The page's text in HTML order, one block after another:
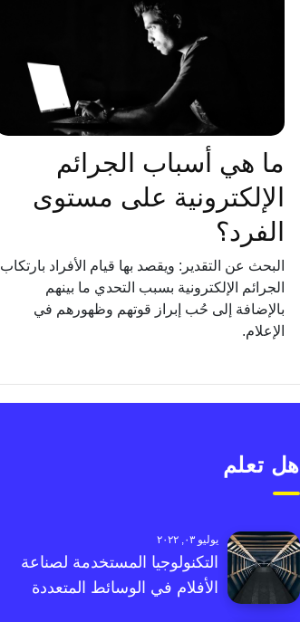
ما هي أسباب الجرائم
الإلكترونية على مستوى
الفرد؟
البحث عن التقدير: ويقصد بها قيام الأفراد بارتكاب
الجرائم الإلكترونية بسبب التحدي ما بينهم
بالإضافة إلى حُب إبراز قوتهم وظهورهم في
الإعلام.
هل تعلم
يوليو ٠٣, ٢٠٢٢
التكنولوجيا المستخدمة لصناعة
الأفلام في الوسائط المتعددة